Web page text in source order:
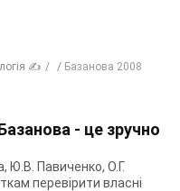
✍ Базанова 2008
- це зручно
Ю.В. Павиченко, О.Г.
перевірити власні